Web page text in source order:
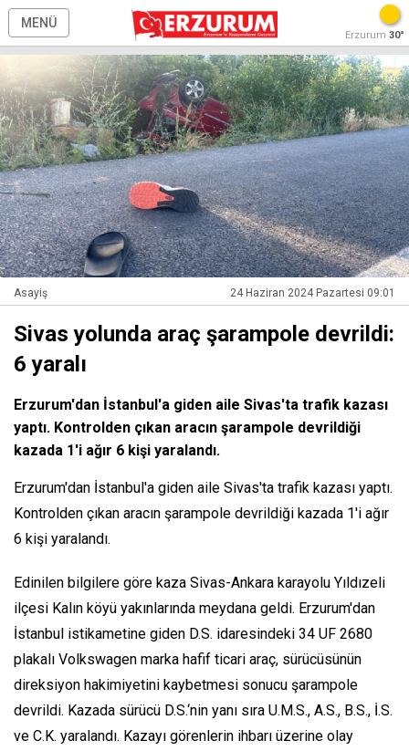
MENÜ
Erzurum 30°
Asayiş 24 Haziran 2024 Pazartesi 09:01
Sivas yolunda araç şarampole devrildi:
6 yaralı
Erzurum'dan İstanbul'a giden aile Sivas'ta trafik kazası
yaptı. Kontrolden çıkan aracın şarampole devrildiği
kazada 1'i ağır 6 kişi yaralandı.
Erzurum'dan İstanbul'a giden aile Sivas'ta trafik kazası yaptı.
Kontrolden çıkan aracın şarampole devrildiği kazada 1'i ağır
6 kişi yaralandı.
Edinilen bilgilere göre kaza Sivas-Ankara karayolu Yıldızeli
ilçesi Kalın köyü yakınlarında meydana geldi. Erzurum'dan
İstanbul istikametine giden D.S. idaresindeki 34 UF 2680
plakalı Volkswagen marka hafif ticari araç, sürücüsünün
direksiyon hakimiyetini kaybetmesi sonucu şarampole
devrildi. Kazada sürücü D.S.‘nin yanı sıra U.M.S., A.S., B.S., İ.S.
ve C.K. yaralandı. Kazayı görenlerin ihbarı üzerine olay